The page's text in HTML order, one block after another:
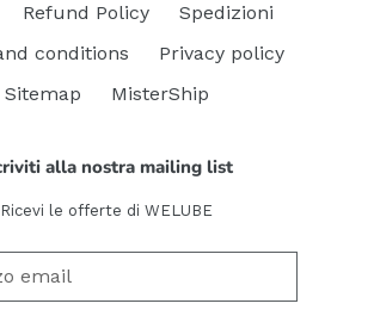
Refund Policy
Spedizioni
conditions
Privacy policy
Sitemap
MisterShip
alla nostra mailing list
Ricevi le offerte di WELUBE